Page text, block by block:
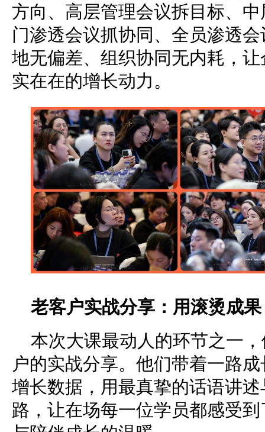
方向、高层管理会议拆目标、
门渗透会议抓协同、全员渗透
地无偏差、组织协同无内耗，
实在在的增长动力。
老客户实战分享：用滚烫成
本次大课最动人的环节之一
户的实战分享。他们带着一路
增长数据，用最真挚的话语讲
路，让在场每一位学员都感受